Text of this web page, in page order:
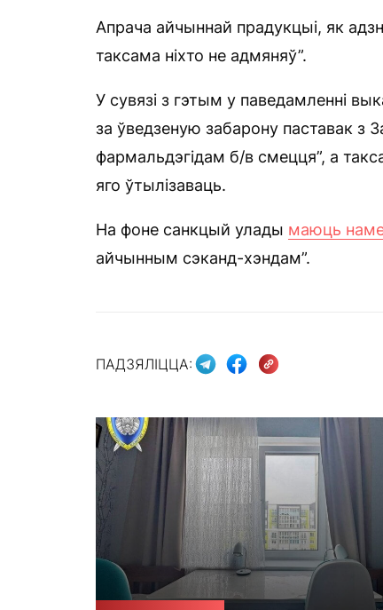
Апрача айчыннай прадукцыі, як
таксама ніхто не адмяняў”.
У сувязі з гэтым у паведамленні
за ўведзеную забарону паставак з
фармальдэгідам б/в смецця”, а
яго ўтылізаваць.
На фоне санкцый улады маюць
айчынным сэканд-хэндам”.
ПАДЗЯЛІЦЦА: